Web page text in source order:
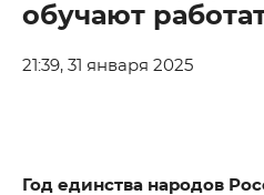
обучают
21:39, 31 января 2025
Год единства народов